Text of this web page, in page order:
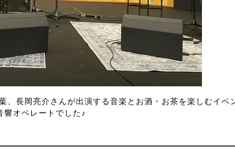
、長岡亮介さんが出演する音楽とお酒・お茶を楽しむイベ
響オペレートでした♪